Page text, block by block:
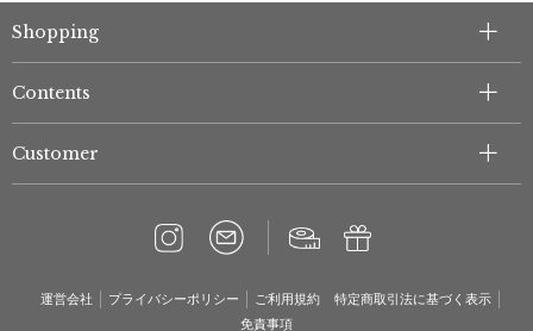
Shopping
Contents
Customer
運営会社 プライバシーポリシー ご利用規約
特定商取引法に基づく表示
免責事項